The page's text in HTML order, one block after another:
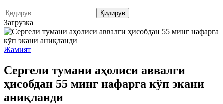
Загрузка
Жамият
Сергели тумани аҳолиси аввалги
ҳисобдан 55 минг нафарга кўп экани
аниқланди